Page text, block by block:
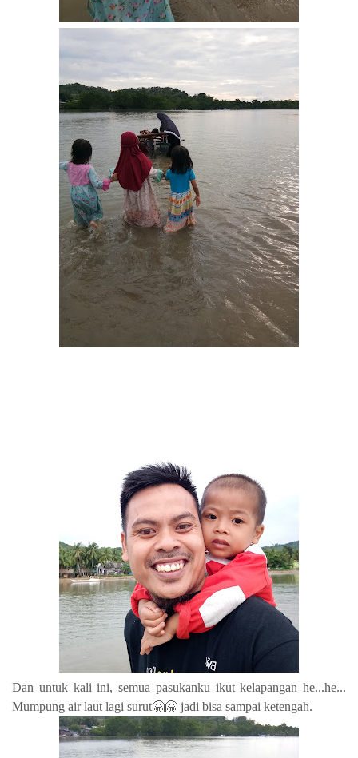
Dan untuk kali ini, semua pasukanku ikut kelapangan he...he...
Mumpung air laut lagi surut🤗🤗 jadi bisa sampai ketengah.